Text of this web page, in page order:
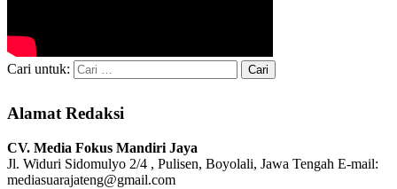
Cari untuk:
Alamat Redaksi
CV. Media Fokus Mandiri Jaya
Jl. Widuri Sidomulyo 2/4 , Pulisen, Boyolali, Jawa Tengah E-mail:
mediasuarajateng@gmail.com